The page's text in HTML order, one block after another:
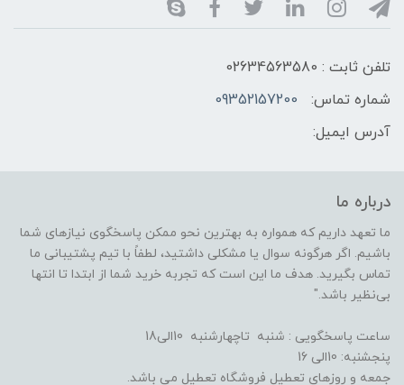
تلفن ثابت : 02634563580
شماره تماس:
09352157200
آدرس ایمیل:
درباره ما
ما تعهد داریم که همواره به بهترین نحو ممکن پاسخگوی نیازهای شما
باشیم. اگر هرگونه سوال یا مشکلی داشتید، لطفاً با تیم پشتیبانی ما
تماس بگیرید. هدف ما این است که تجربه خرید شما از ابتدا تا انتها
بی‌نظیر باشد."
ساعت پاسخگویی : شنبه تاچهارشنبه 10الی18
پنجشنبه: 10الی 16
جمعه و روزهای تعطیل فروشگاه تعطیل می باشد.